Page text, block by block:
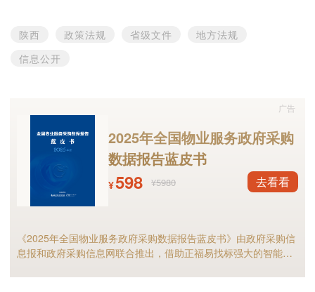
二、相关要求
购意向公开试点，试点中我们发现个别单位在采
在信息不完整、不及时等问题。为此，请各预算
过程中应重点注意以下问题：
（一）严格按照《通知》中规定的采购意向公
（二）及时公开采购意向，原则上不得晚于采
预算单位在备案采购计划时需提供采购意向公开信
陕西 政策法规 省级文件
地方法规
信息公开
2025年全国物业服务政府采购
数据报告蓝皮书
¥598 ¥5980 去看看
《2025年全国物业服务政府采购数据报告蓝皮书》由政府采购信
息报和政府采购信息网联合推出，借助正福易找标强大的智能标
广告